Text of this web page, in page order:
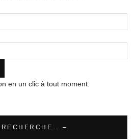
en un clic à tout moment.
–